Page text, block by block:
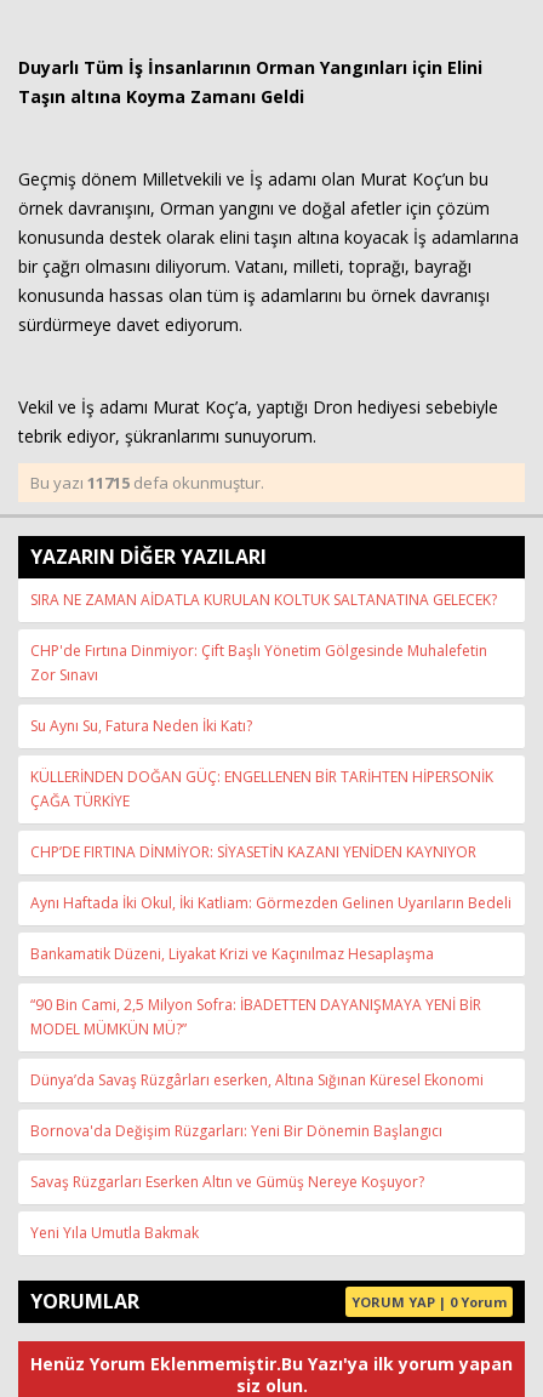
Duyarlı Tüm İş İnsanlarının Orman Yangınları için Elini
Taşın altına Koyma Zamanı Geldi
Geçmiş dönem Milletvekili ve İş adamı olan Murat Koç’un bu
örnek davranışını, Orman yangını ve doğal afetler için çözüm
konusunda destek olarak elini taşın altına koyacak İş adamlarına
bir çağrı olmasını diliyorum. Vatanı, milleti, toprağı, bayrağı
konusunda hassas olan tüm iş adamlarını bu örnek davranışı
sürdürmeye davet ediyorum.
Vekil ve İş adamı Murat Koç’a, yaptığı Dron hediyesi sebebiyle
tebrik ediyor, şükranlarımı sunuyorum.
Bu yazı 11715 defa okunmuştur.
YAZARIN DİĞER YAZILARI
SIRA NE ZAMAN AİDATLA KURULAN KOLTUK SALTANATINA GELECEK?
CHP'de Fırtına Dinmiyor: Çift Başlı Yönetim Gölgesinde Muhalefetin
Zor Sınavı
Su Aynı Su, Fatura Neden İki Katı?
KÜLLERİNDEN DOĞAN GÜÇ: ENGELLENEN BİR TARİHTEN HİPERSONİK
ÇAĞA TÜRKİYE
CHP’DE FIRTINA DİNMİYOR: SİYASETİN KAZANI YENİDEN KAYNIYOR
Aynı Haftada İki Okul, İki Katliam: Görmezden Gelinen Uyarıların Bedeli
Bankamatik Düzeni, Liyakat Krizi ve Kaçınılmaz Hesaplaşma
“90 Bin Cami, 2,5 Milyon Sofra: İBADETTEN DAYANIŞMAYA YENİ BİR
MODEL MÜMKÜN MÜ?”
Dünya’da Savaş Rüzgârları eserken, Altına Sığınan Küresel Ekonomi
Bornova'da Değişim Rüzgarları: Yeni Bir Dönemin Başlangıcı
Savaş Rüzgarları Eserken Altın ve Gümüş Nereye Koşuyor?
Yeni Yıla Umutla Bakmak
YORUMLAR YORUM YAP | 0 Yorum
Henüz Yorum Eklenmemiştir.Bu Yazı'ya ilk yorum yapan
siz olun.